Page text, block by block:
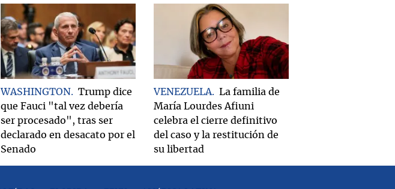
WASHINGTON
Trump dice
que Fauci "tal vez debería
ser procesado", tras ser
declarado en desacato por el
Senado
VENEZUELA
La familia de
María Lourdes Afiuni
celebra el cierre definitivo
del caso y la restitución de
su libertad